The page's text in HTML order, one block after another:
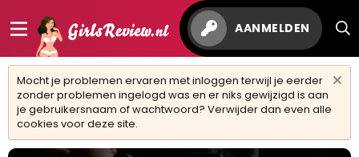
AANMELDEN
Mocht je problemen ervaren met inloggen terwijl je eerder
zonder problemen ingelogd was en er niks gewijzigd is aan
je gebruikersnaam of wachtwoord? Verwijder dan even alle
cookies voor deze site.